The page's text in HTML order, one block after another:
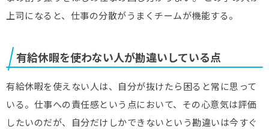
上司になると、仕事の分散がうまくチームが機能する。
有給休暇を使わない人が勘違いしている点
有給休暇を使えない人は、自分が抜けたら困ると常に思って
いる。仕事への責任感という点において、その心意気は評価
したいのだが、自分だけしかできないという勘違いは今すぐ